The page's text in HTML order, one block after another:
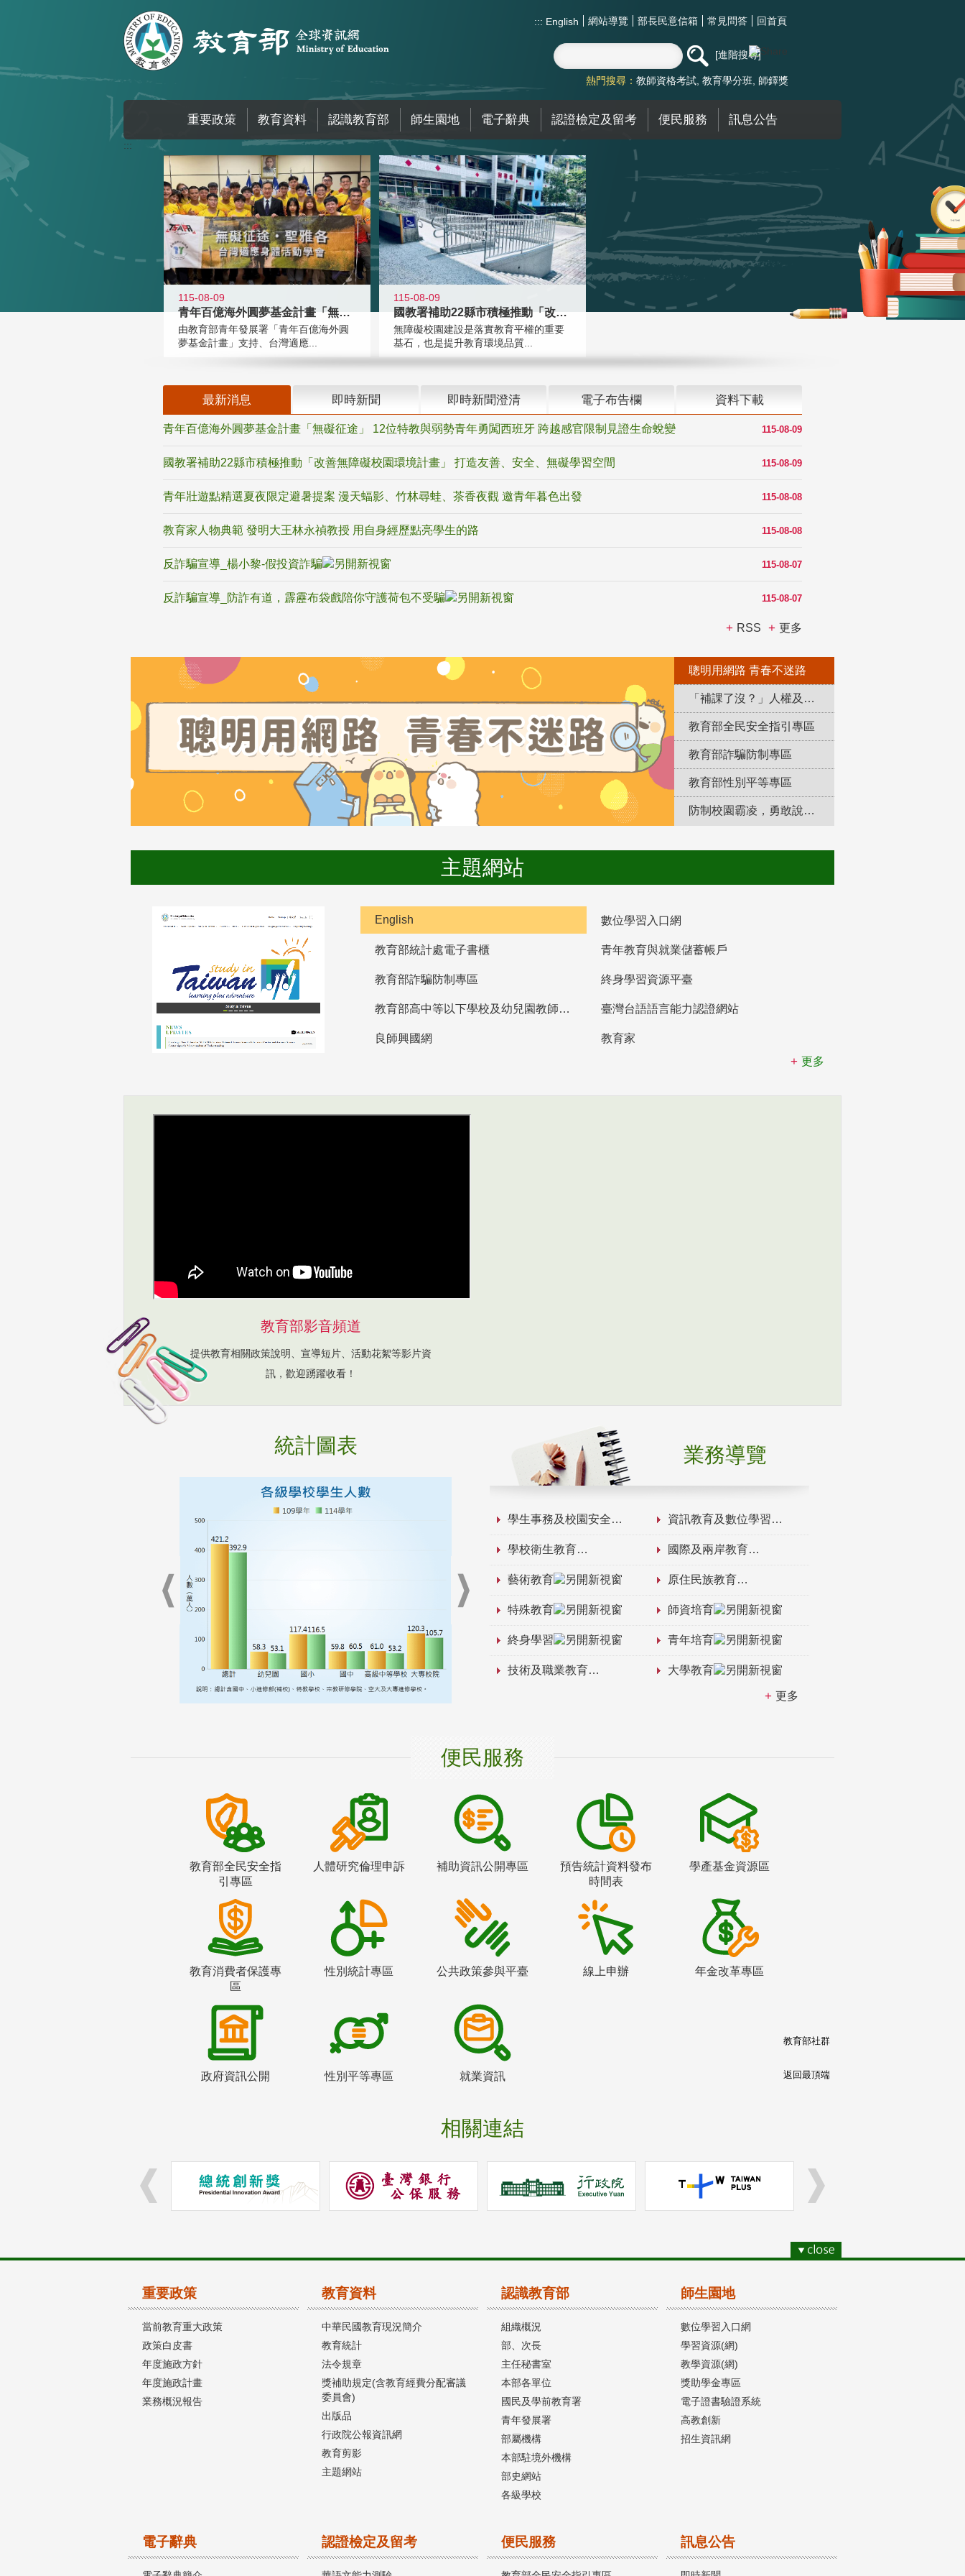
::: English 網站導覽 部長民意信箱 常見問答 回首頁
進階搜尋
熱門搜尋： 教師資格考試 教育學分班 師鐸獎
重要政策 教育資料 認識教育部 師生園地 電子辭典 認證檢定及留考 便民服務 訊息公告
:::
115-08-09
青年百億海外圓夢基金計畫「無礙征途
由教育部青年發展署「青年百億海外圓
夢基金計畫」支持、台灣適應...
115-08-09
國教署補助22縣市積極推動「改善無
無障礙校園建設是落實教育平權的重要
基石，也是提升教育環境品質...
最新消息 即時新聞 即時新聞澄清 電子布告欄 資料下載
115-08-09
青年百億海外圓夢基金計畫「無礙征途」 12位特教與弱勢青年勇闖西班牙 跨越感官限制見證生命蛻變
115-08-09
國教署補助22縣市積極推動「改善無障礙校園環境計畫」 打造友善、安全、無礙學習空間
115-08-08
青年壯遊點精選夏夜限定避暑提案 漫天蝠影、竹林尋蛙、茶香夜觀 邀青年暮色出發
115-08-08
教育家人物典範 發明大王林永禎教授 用自身經歷點亮學生的路
115-08-07
反詐騙宣導_楊小黎-假投資詐騙
115-08-07
反詐騙宣導_防詐有道，霹靂布袋戲陪你守護荷包不受騙
RSS 更多
聰明用網路 青春不迷路
「補課了沒？」人權及轉型正義教育專區
教育部全民安全指引專區
教育部詐騙防制專區
教育部性別平等專區
防制校園霸凌，勇敢說出來！
主題網站
English 數位學習入口網
教育部統計處電子書櫃 青年教育與就業儲蓄帳戶
教育部詐騙防制專區 終身學習資源平臺
教育部高中等以下學校及幼兒園教師資格檢定考試 臺灣台語語言能力認證網站
良師興國網
教育家
更多
教育部影音頻道
提供教育相關政策說明、宣導短片、活動花絮等影片資
訊，歡迎踴躍收看！
統計圖表 業務導覽
學生事務及校園安全 資訊教育及數位學習
學校衛生教育 國際及兩岸教育
藝術教育 原住民族教育
特殊教育 師資培育
終身學習 青年培育
技術及職業教育 大學教育
更多
便民服務
教育部全民安全指
引專區
人體研究倫理申訴 補助資訊公開專區
預告統計資料發布
時間表
學產基金資源區
教育消費者保護專
區
性別統計專區 公共政策參與平臺 線上申辦 年金改革專區
政府資訊公開 性別平等專區 就業資訊
相關連結
教育部社群
返回最頂端
重要政策
當前教育重大政策
政策白皮書
年度施政方針
年度施政計畫
業務概況報告
教育資料
中華民國教育現況簡介
教育統計
法令規章
獎補助規定(含教育經費分配審議
委員會)
出版品
行政院公報資訊網
教育剪影
主題網站
認識教育部
組織概況
部、次長
主任秘書室
本部各單位
國民及學前教育署
青年發展署
部屬機構
本部駐境外機構
部史網站
各級學校
師生園地
數位學習入口網
學習資源(網)
教學資源(網)
獎助學金專區
電子證書驗證系統
高教創新
招生資訊網
電子辭典 認證檢定及留考 便民服務 訊息公告